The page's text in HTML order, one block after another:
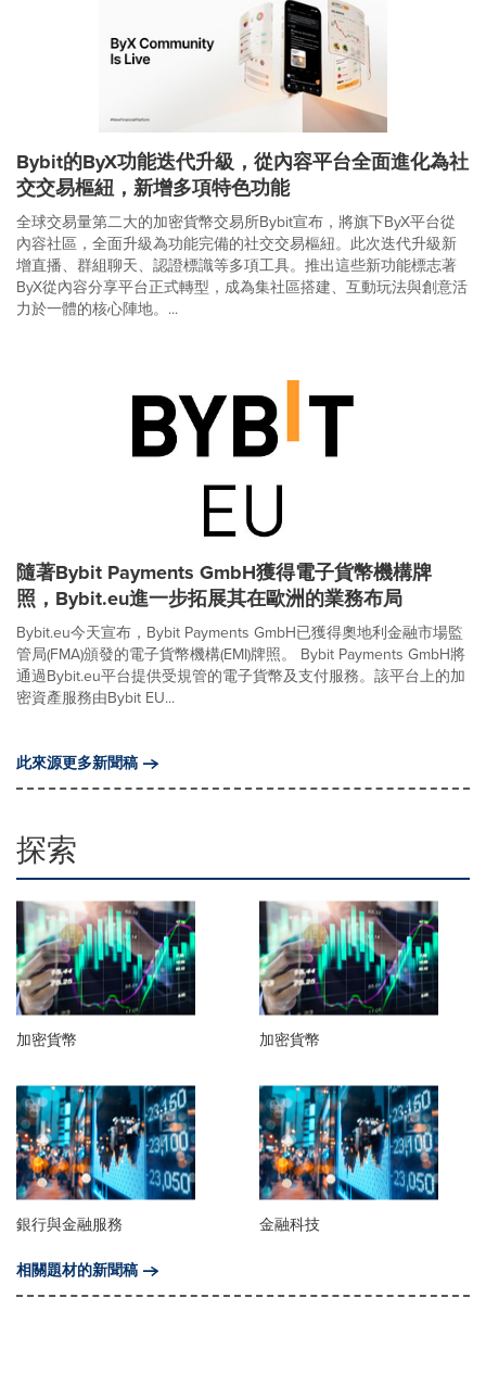
Bybit的ByX功能迭代升級，從內容平台全面進化為社
交交易樞紐，新增多項特色功能
全球交易量第二大的加密貨幣交易所Bybit宣布，將旗下ByX平台從
內容社區，全面升級為功能完備的社交交易樞紐。此次迭代升級新
增直播、群組聊天、認證標識等多項工具。推出這些新功能標志著
ByX從內容分享平台正式轉型，成為集社區搭建、互動玩法與創意活
力於一體的核心陣地。...
隨著Bybit Payments GmbH獲得電子貨幣機構牌
照，Bybit.eu進一步拓展其在歐洲的業務布局
Bybit.eu今天宣布，Bybit Payments GmbH已獲得奧地利金融市場監
管局(FMA)頒發的電子貨幣機構(EMI)牌照。 Bybit Payments GmbH將
通過Bybit.eu平台提供受規管的電子貨幣及支付服務。該平台上的加
密資產服務由Bybit EU...
此來源更多新聞稿
探索
加密貨幣 加密貨幣
銀行與金融服務
金融科技
相關題材的新聞稿